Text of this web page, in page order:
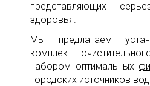
представляющих
здоровья.
Мы предлагаем
комплект
набором оптимальных
городских источников